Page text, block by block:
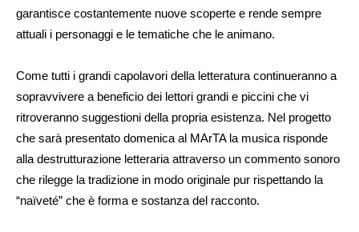
garantisce costantemente nuove scoperte e rende sempre
attuali i personaggi e le tematiche che le animano.
Come tutti i grandi capolavori della letteratura continueranno a
sopravvivere a beneficio dei lettori grandi e piccini che vi
ritroveranno suggestioni della propria esistenza. Nel progetto
che sarà presentato domenica al MArTA la musica risponde
alla destrutturazione letteraria attraverso un commento sonoro
che rilegge la tradizione in modo originale pur rispettando la
“naïveté” che è forma e sostanza del racconto.